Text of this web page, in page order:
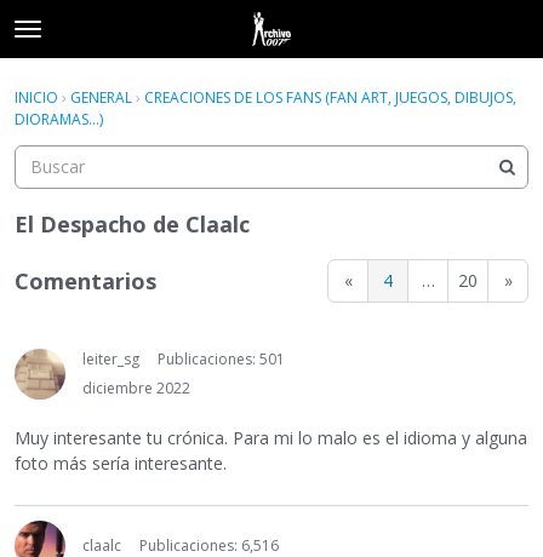
t
o
g
g
l
e
m
e
u
Acceder Registrarse
Categorías
Hilos
Actividad
Acceder Registrarse ×
INICIO › GENERAL› CREACIONES DE LOS FANS (FAN ART, JUEGOS, DIBUJOS,
DIORAMAS...)
El Despacho de Claalc
« 4 … 20 »
Comentarios
leiter_sg
Publicaciones: 501
diciembre 2022
Muy interesante tu crónica. Para mi lo malo es el idioma y alguna
foto más sería interesante.
claalc
Publicaciones: 6,516